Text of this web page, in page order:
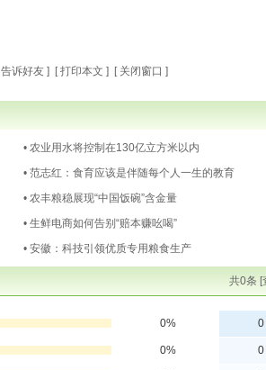
告诉好友 ] [打印本文 ] [ 关闭窗口 ]
• 农业用水将控制在130亿立方米以内
• 范志红：食育应该是伴随每个人一生的教育
• 农丰粮稳展现“中国饭碗”含金量
• 生鲜电商如何告别“赔本赚吆喝”
• 安徽：科技引领优质专用粮食生产
共0条 [